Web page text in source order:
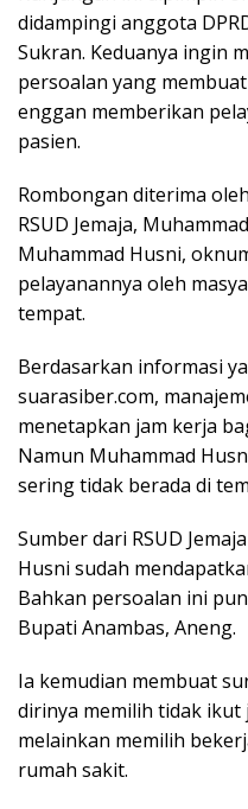
didampingi anggota
Sukran. Keduanya ingin
persoalan yang
enggan memberikan
pasien.
Rombongan diterima
RSUD Jemaja,
Muhammad Husni,
pelayanannya oleh
tempat.
Berdasarkan informasi
suarasiber.com,
menetapkan jam kerja
Namun Muhammad
sering tidak berada di
Sumber dari RSUD
Husni sudah
Bahkan persoalan ini
Bupati Anambas, Aneng.
Ia kemudian membuat
dirinya memilih tidak ikut
melainkan memilih
rumah sakit.